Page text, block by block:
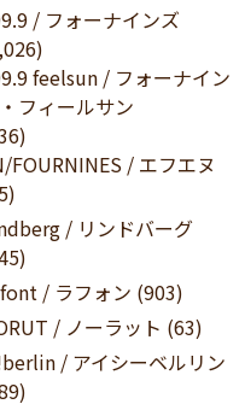
/ フォーナインズ
feelsun / フォーナイン
フィールサン
FOURNINES / エフエヌ
/ リンドバーグ
/ ラフォン (903)
/ ノーラット (63)
/ アイシーベルリン